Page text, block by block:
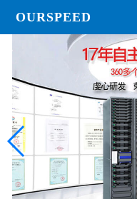
OURSPEED
专业型主机